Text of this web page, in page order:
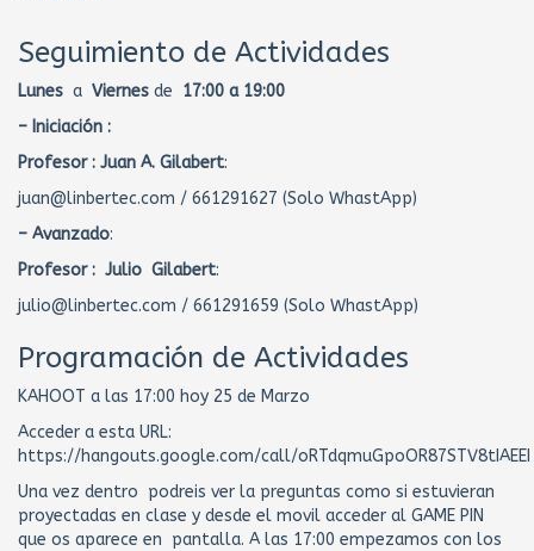
Seguimiento de Actividades
Lunes a Viernes de 17:00 a 19:00
– Iniciación :
Profesor : Juan A. Gilabert:
juan@linbertec.com / 661291627 (Solo WhastApp)
– Avanzado:
Profesor : Julio Gilabert:
julio@linbertec.com / 661291659 (Solo WhastApp)
Programación de Actividades
KAHOOT a las 17:00 hoy 25 de Marzo
Acceder a esta URL:
https://hangouts.google.com/call/oRTdqmuGpoOR87STV8tIAEEI
Una vez dentro podreis ver la preguntas como si estuvieran
proyectadas en clase y desde el movil acceder al GAME PIN
que os aparece en pantalla. A las 17:00 empezamos con los